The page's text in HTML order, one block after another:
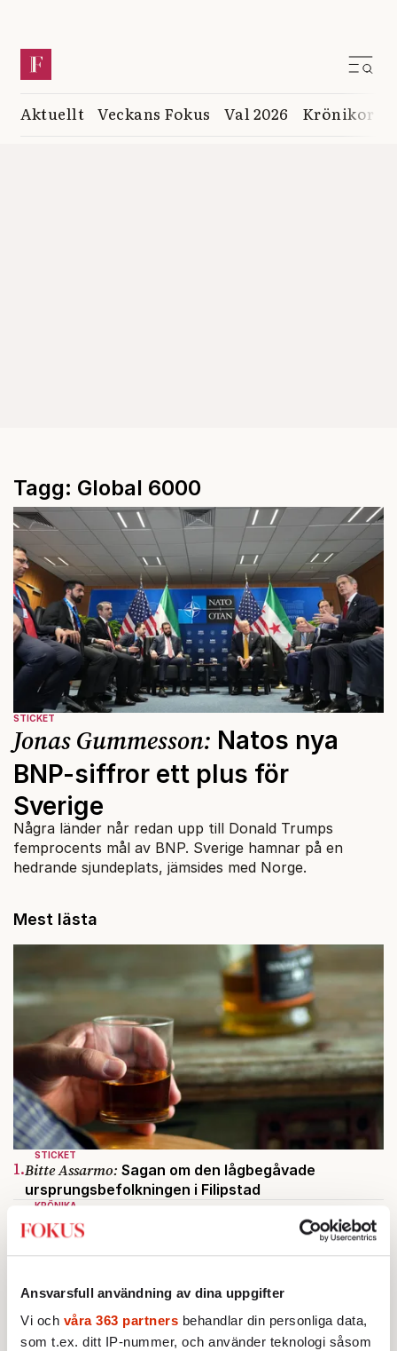
Ansvarsfull användning av dina uppgifter
Vi och våra 363 partners behandlar din personliga data,
som t.ex. ditt IP-nummer, och använder teknologi såsom
Aktuellt Veckans Fokus Val 2026 Krönikor
Tagg: Global 6000
STICKET
Jonas Gummesson: Natos nya
BNP-siffror ett plus för
Sverige
Några länder når redan upp till Donald Trumps
femprocents mål av BNP. Sverige hamnar på en
hedrande sjundeplats, jämsides med Norge.
Mest lästa
STICKET
1.Bitte Assarmo: Sagan om den lågbegåvade
ursprungsbefolkningen i Filipstad
KRÖNIKA
2.Frans Wachtmeister:
Ja, AC är ett hot mot den
franska civilisationen
BOKRECENSION
Av: Gustaf Lewander
KRÖNIKA
4.Sakine Madon: Efter islamistdådet oroar sig
vänstern för Agnes Wold